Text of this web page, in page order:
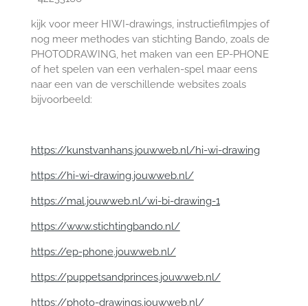
kijk voor meer HIWI-drawings, instructiefilmpjes of
nog meer methodes van stichting Bando, zoals de
PHOTODRAWING, het maken van een EP-PHONE
of het spelen van een verhalen-spel maar eens
naar een van de verschillende websites zoals
bijvoorbeeld:
https://kunstvanhans.jouwweb.nl/hi-wi-drawing
https://hi-wi-drawing.jouwweb.nl/
https://mal.jouwweb.nl/wi-bi-drawing-1
https://www.stichtingbando.nl/
https://ep-phone.jouwweb.nl/
https://puppetsandprinces.jouwweb.nl/
https://photo-drawings.jouwweb.nl/